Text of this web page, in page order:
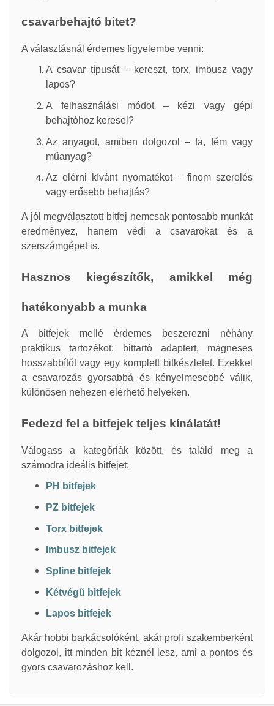
csavarbehajtó bitet?
A választásnál érdemes figyelembe venni:
A csavar típusát – kereszt, torx, imbusz vagy
lapos?
A felhasználási módot – kézi vagy gépi
behajtóhoz keresel?
Az anyagot, amiben dolgozol – fa, fém vagy
műanyag?
Az elérni kívánt nyomatékot – finom szerelés
vagy erősebb behajtás?
A jól megválasztott bitfej nemcsak pontosabb munkát
eredményez, hanem védi a csavarokat és a
szerszámgépet is.
Hasznos kiegészítők, amikkel még
hatékonyabb a munka
A bitfejek mellé érdemes beszerezni néhány
praktikus tartozékot: bittartó adaptert, mágneses
hosszabbítót vagy egy komplett bitkészletet. Ezekkel
a csavarozás gyorsabbá és kényelmesebbé válik,
különösen nehezen elérhető helyeken.
Fedezd fel a bitfejek teljes kínálatát!
Válogass a kategóriák között, és találd meg a
számodra ideális bitfejet:
PH bitfejek
PZ bitfejek
Torx bitfejek
Imbusz bitfejek
Spline bitfejek
Kétvégű bitfejek
Lapos bitfejek
Akár hobbi barkácsolóként, akár profi szakemberként
dolgozol, itt minden bit kéznél lesz, ami a pontos és
gyors csavarozáshoz kell.